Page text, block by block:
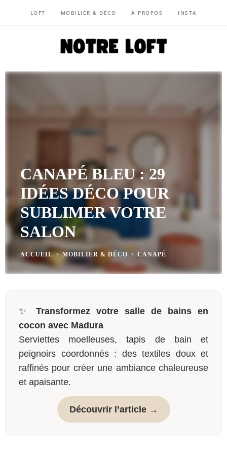
LOFT MOBILIER & DÉCO À PROPOS INSTA
CANAPÉ BLEU : 29
IDÉES DÉCO POUR
SUBLIMER VOTRE
SALON
ACCUEIL>MOBILIER & DÉCO > CANAPÉ
✨ Transformez votre salle de bains en
cocon avec Madura
Serviettes moelleuses, tapis de bain et
peignoirs coordonnés : des textiles doux et
raffinés pour créer une ambiance chaleureuse
et apaisante.
Découvrir l’article →